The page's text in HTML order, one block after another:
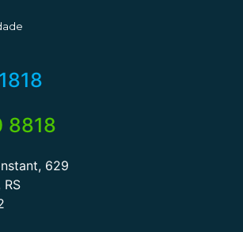
8818
629